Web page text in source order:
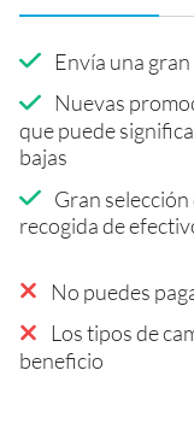
Envía una
Nuevas
que puede
bajas
Gran
recogida de
No puedes
Los tipos de
beneficio